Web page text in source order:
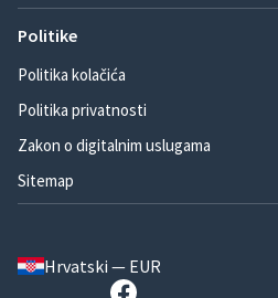
Politike
Politika kolačića
Politika privatnosti
Zakon o digitalnim uslugama
Sitemap
Hrvatski — EUR